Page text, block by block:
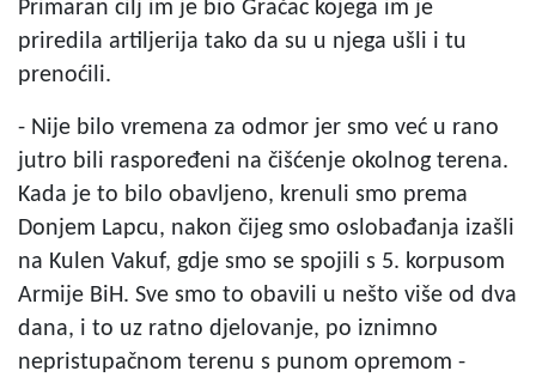
Primaran cilj im je bio Gračac kojega im je
priredila artiljerija tako da su u njega ušli i tu
prenoćili.
- Nije bilo vremena za odmor jer smo već u rano
jutro bili raspoređeni na čišćenje okolnog terena.
Kada je to bilo obavljeno, krenuli smo prema
Donjem Lapcu, nakon čijeg smo oslobađanja izašli
na Kulen Vakuf, gdje smo se spojili s 5. korpusom
Armije BiH. Sve smo to obavili u nešto više od dva
dana, i to uz ratno djelovanje, po iznimno
nepristupačnom terenu s punom opremom -